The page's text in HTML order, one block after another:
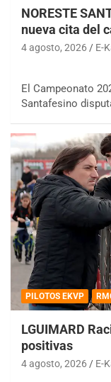
NORESTE
nueva cita del
4 agosto, 2026 E-
El Campeonato
Santafesino
PILOTOS EKVP
LGUIMARD
positivas
4 agosto, 2026 E-